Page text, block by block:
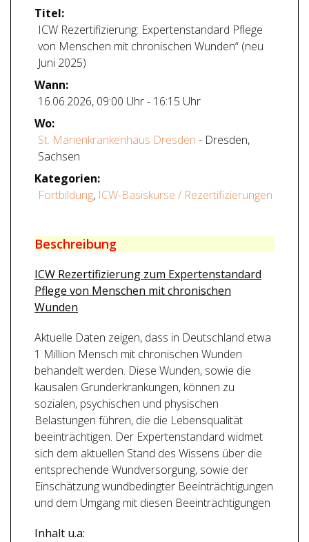
Titel:
ICW Rezertifizierung: Expertenstandard Pflege
von Menschen mit chronischen Wunden“ (neu
Juni 2025)
Wann:
16.06.2026, 09:00 Uhr- 16:15 Uhr
Wo:
St. Marienkrankenhaus Dresden - Dresden,
Sachsen
Kategorien:
Fortbildung, ICW-Basiskurse / Rezertifizierungen
Beschreibung
ICW Rezertifizierung zum Expertenstandard
Pflege von Menschen mit chronischen
Wunden
Aktuelle Daten zeigen, dass in Deutschland etwa
1 Million Mensch mit chronischen Wunden
behandelt werden. Diese Wunden, sowie die
kausalen Grunderkrankungen, können zu
sozialen, psychischen und physischen
Belastungen führen, die die Lebensqualität
beeinträchtigen. Der Expertenstandard widmet
sich dem aktuellen Stand des Wissens über die
entsprechende Wundversorgung, sowie der
Einschätzung wundbedingter Beeinträchtigungen
und dem Umgang mit diesen Beeinträchtigungen
Inhalt u.a: